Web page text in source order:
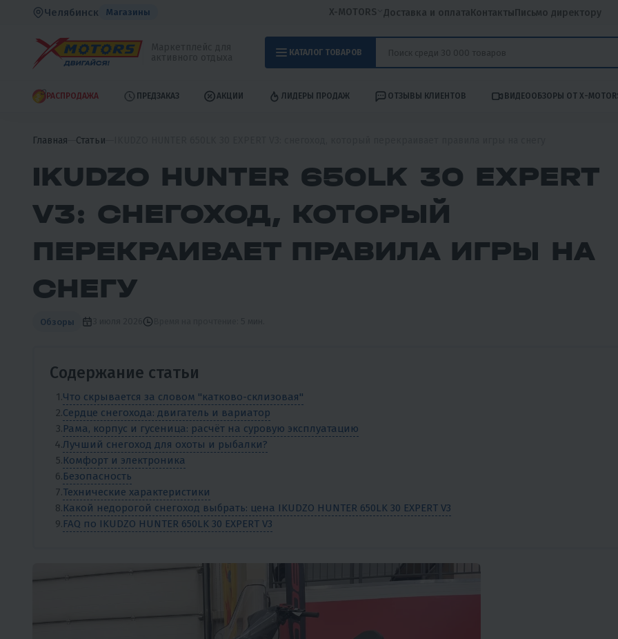
Челябинск Магазины X-MOTORS Доставка и оплатаКонтактыПисьмо директору
КАТАЛОГ ТОВАРОВ
РАСПРОДАЖА ПРЕДЗАКАЗ АКЦИИ ЛИДЕРЫ ПРОДАЖ ОТЗЫВЫ КЛИЕНТОВ ВИДЕООБЗОРЫ ОТ X-
Главная Статьи
IKUDZO HUNTER 650LK 30 EXPERT
V3: СНЕГОХОД, КОТОРЫЙ
ПЕРЕКРАИВАЕТ ПРАВИЛА ИГРЫ НА
СНЕГУ
Обзоры
Содержание статьи
Что скрывается за словом "катково-склизовая"
Сердце снегохода: двигатель и вариатор
Рама, корпус и гусеница: расчёт на суровую эксплуатацию
Лучший снегоход для охоты и рыбалки?
Комфорт и электроника
Безопасность
Технические характеристики
Какой недорогой снегоход выбрать: цена IKUDZO HUNTER 650LK 30 EXPERT V3
FAQ по IKUDZO HUNTER 650LK 30 EXPERT V3